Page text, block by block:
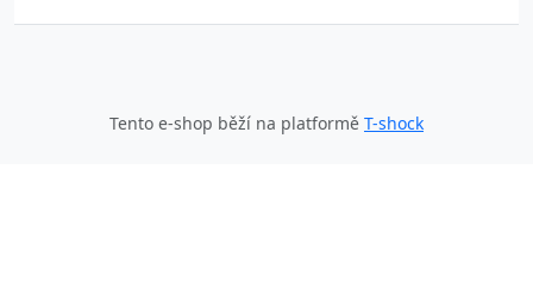
Tento e-shop běží na platformě T-shock